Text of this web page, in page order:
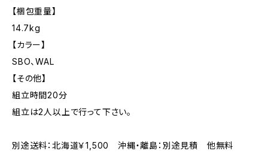
【梱包重量】
14.7kg
【カラー】
SBO、WAL
【その他】
組立時間20分
組立は2人以上で行って下さい。
別途送料：北海道￥1,500 沖縄・離島：別途見積 他無料